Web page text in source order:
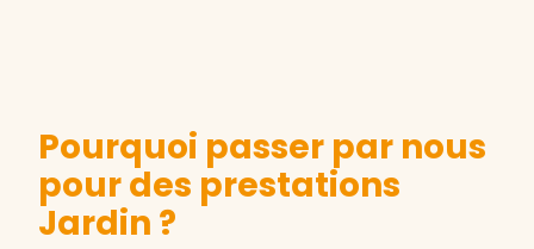
Pourquoi passer par nous
pour des prestations
Jardin ?